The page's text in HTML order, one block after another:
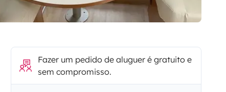
Fazer um pedido de aluguer é gratuito e
sem compromisso.